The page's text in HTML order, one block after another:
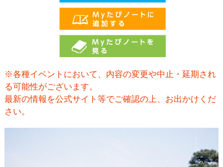
※各種イベントにおいて、内容の変更や中止・延期され
る可能性がございます。
最新の情報を公式サイト等でご確認の上、お出かけくだ
さい。